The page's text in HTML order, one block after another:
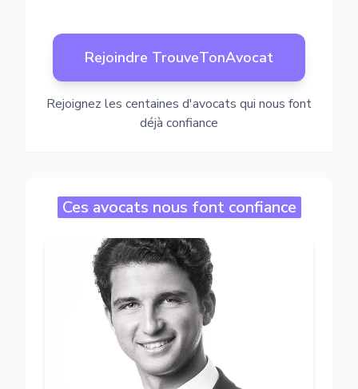
Rejoindre TrouveTonAvocat
Rejoignez les centaines d'avocats qui nous font
déjà confiance
Ces avocats nous font confiance